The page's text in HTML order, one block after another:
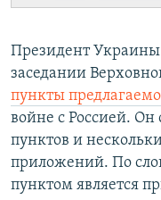
Президент
заседании
пункты
войне с Россией. Он
пунктов и
приложений. По
пунктом является